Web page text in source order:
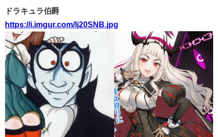
ドラキュラ伯爵
https://i.imgur.com/lj20SNB.jpg